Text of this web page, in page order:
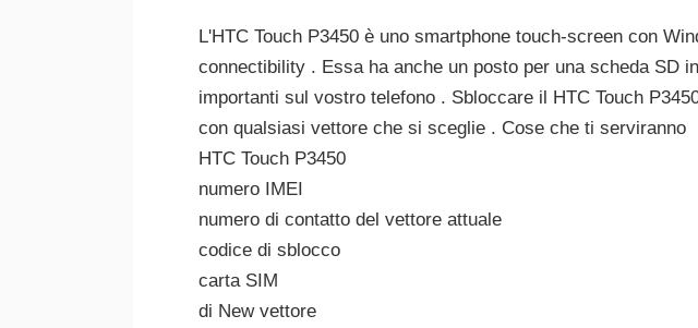
L'HTC Touch P3450 è uno smartphone touch-screen con
connectibility . Essa ha anche un posto per una scheda SD
importanti sul vostro telefono . Sbloccare il HTC Touch
con qualsiasi vettore che si sceglie . Cose che ti serviranno
HTC Touch P3450
numero IMEI
numero di contatto del vettore attuale
codice di sblocco
carta SIM
di New vettore